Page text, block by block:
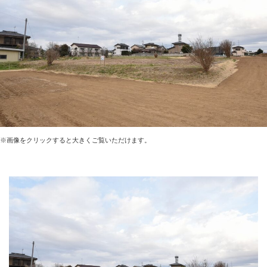
※画像をクリックすると大きくご覧いただけます。